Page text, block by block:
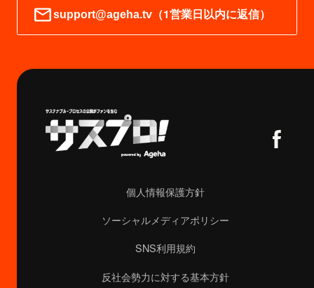
support@ageha.tv（1営業日以内に返信）
個人情報保護方針
ソーシャルメディアポリシー
SNS利用規約
反社会勢力に対する基本方針